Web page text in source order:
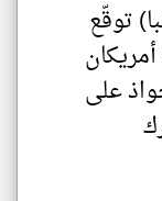
توقّع
على